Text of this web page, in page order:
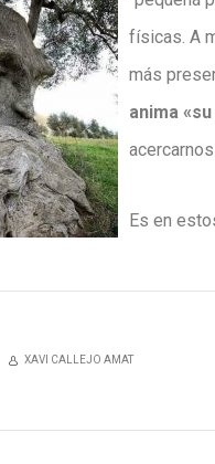
físicas. A
más
anima
Es en
XAVI CALLEJO AMAT